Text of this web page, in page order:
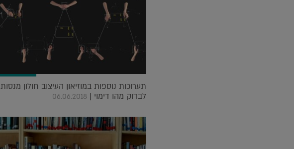
תערוכות נוספות במוזיאון העיצוב חולון מנסות
לבדוק מהו דימוי | 06.06.2018